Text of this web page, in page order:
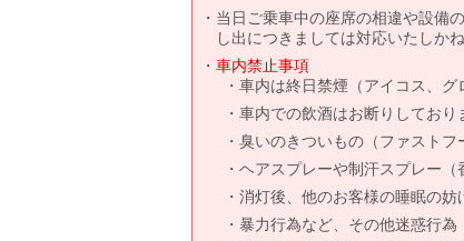
当日ご乗車中の座席の相違や設備
し出につきましては対応いたしか
車内禁止事項
車内は終日禁煙（アイコス、グ
車内での飲酒はお断りしており
臭いのきついもの（ファストフ
ヘアスプレーや制汗スプレー（
消灯後、他のお客様の睡眠の
暴力行為など、その他迷惑行為